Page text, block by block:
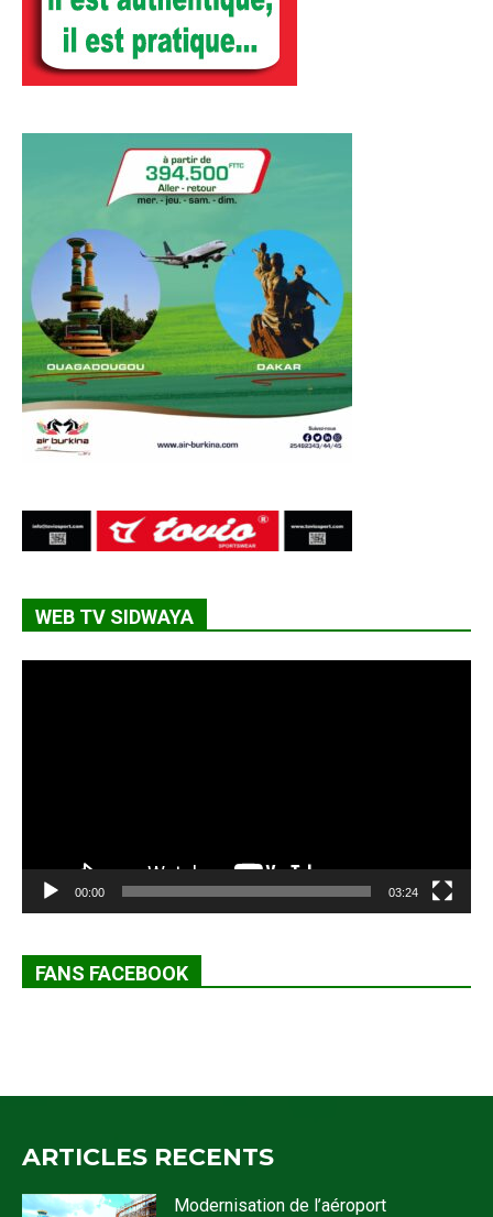
WEB TV SIDWAYA
00:00 03:24
FANS FACEBOOK
ARTICLES RECENTS
Modernisation de l’aéroport